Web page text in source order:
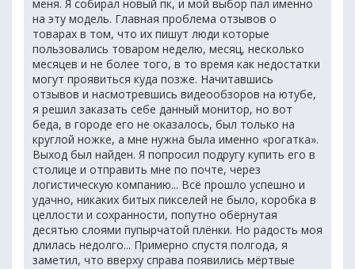
меня. Я собирал новый пк, и мой выбор пал именно
на эту модель. Главная проблема отзывов о
товарах в том, что их пишут люди которые
пользовались товаром неделю, месяц, несколько
месяцев и не более того, в то время как недостатки
могут проявиться куда позже. Начитавшись
отзывов и насмотревшись видеообзоров на ютубе,
я решил заказать себе данный монитор, но вот
беда, в городе его не оказалось, был только на
круглой ножке, а мне нужна была именно «рогатка».
Выход был найден. Я попросил подругу купить его в
столице и отправить мне по почте, через
логистическую компанию... Всё прошло успешно и
удачно, никаких битых пикселей не было, коробка в
целлости и сохранности, попутно обёрнутая
десятью слоями пупырчатой плёнки. Но радость моя
длилась недолго... Примерно спустя полгода, я
заметил, что вверху справа появились мёртвые